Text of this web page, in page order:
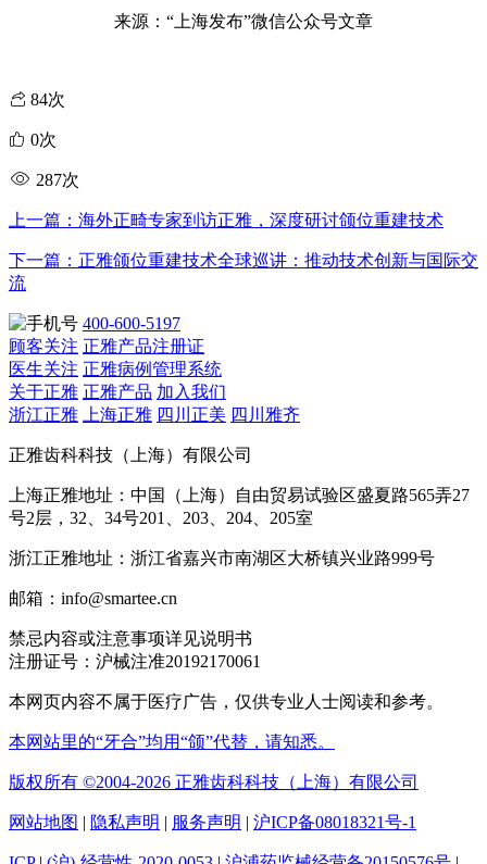
来源： “上海发布”微信公众号文章
84次
0次
287次
上一篇：海外正畸专家到访正雅，深度研讨颌位重建技术
下一篇：正雅颌位重建技术全球巡讲：推动技术创新与国际交
流
400-600-5197
顾客关注 正雅产品注册证
医生关注 正雅病例管理系统
关于正雅 正雅产品 加入我们
浙江正雅
上海正雅 四川正美 四川雅齐
正雅齿科科技（上海）有限公司
上海正雅地址：中国（上海）自由贸易试验区盛夏路565弄27
号2层，32、34号201、203、204、205室
浙江正雅地址：浙江省嘉兴市南湖区大桥镇兴业路999号
邮箱：info@smartee.cn
禁忌内容或注意事项详见说明书
注册证号：沪械注准20192170061
本网页内容不属于医疗广告，仅供专业人士阅读和参考。
本网站里的“牙合”均用“颌”代替，请知悉。
版权所有 ©2004-2026 正雅齿科科技（上海）有限公司
网站地图 | 隐私声明 | 服务声明 | 沪ICP备08018321号-1